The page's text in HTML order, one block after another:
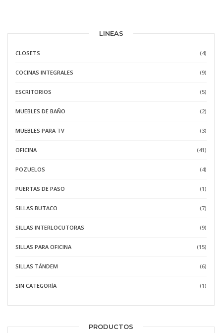
LINEAS
CLOSETS (4)
COCINAS INTEGRALES (9)
ESCRITORIOS (5)
MUEBLES DE BAÑO (2)
MUEBLES PARA TV (3)
OFICINA (41)
POZUELOS (4)
PUERTAS DE PASO (1)
SILLAS BUTACO (7)
SILLAS INTERLOCUTORAS (9)
SILLAS PARA OFICINA (15)
SILLAS TÁNDEM (6)
SIN CATEGORÍA (1)
PRODUCTOS